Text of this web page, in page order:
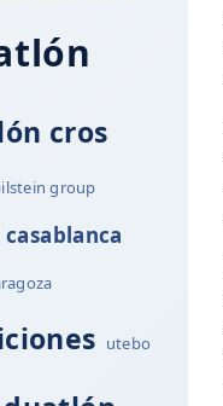
cros
group
utebo